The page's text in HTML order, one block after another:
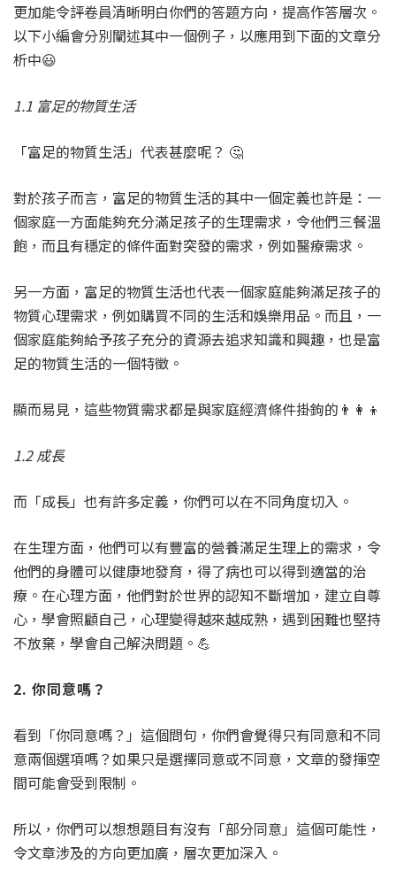
更加能令評卷員清晰明白你們的答題方向，提高作答層次。
以下小編會分別闡述其中一個例子，以應用到下面的文章分
析中😃
1.1 富足的物質生活
「富足的物質生活」代表甚麼呢？ 🤔
對於孩子而言，富足的物質生活的其中一個定義也許是：一
個家庭一方面能夠充分滿足孩子的生理需求，令他們三餐溫
飽，而且有穩定的條件面對突發的需求，例如醫療需求。
另一方面，富足的物質生活也代表一個家庭能夠滿足孩子的
物質心理需求，例如購買不同的生活和娛樂用品。而且，一
個家庭能夠給予孩子充分的資源去追求知識和興趣，也是富
足的物質生活的一個特徵。
顯而易見，這些物質需求都是與家庭經濟條件掛鉤的👨‍👩‍👦
1.2 成長
而「成長」也有許多定義，你們可以在不同角度切入。
在生理方面，他們可以有豐富的營養滿足生理上的需求，令
他們的身體可以健康地發育，得了病也可以得到適當的治
療。在心理方面，他們對於世界的認知不斷增加，建立自尊
心，學會照顧自己，心理變得越來越成熟，遇到困難也堅持
不放棄，學會自己解決問題。💪
2. 你同意嗎？
看到「你同意嗎？」這個問句，你們會覺得只有同意和不同
意兩個選項嗎？如果只是選擇同意或不同意，文章的發揮空
間可能會受到限制。
所以，你們可以想想題目有沒有「部分同意」這個可能性，
令文章涉及的方向更加廣，層次更加深入。